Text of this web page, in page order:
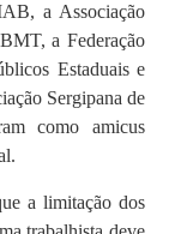
a Associação
a Federação
Estaduais e
Sergipana de
como amicus
a limitação dos